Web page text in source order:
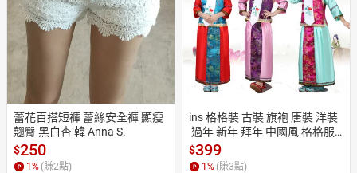
蕾花百搭短褲 蕾絲安全褲 顯瘦
翹臀 黑白杏 韓 Anna S.
$250
1 % (賺2點)
ins 格格裝 古裝 旗袍 唐裝 洋裝
過年 新年 拜年 中國風 格格服
公主 萬聖節 聖誕節 童 表演服
裝 和服 ANNA S.
$399
1 % (賺3點)